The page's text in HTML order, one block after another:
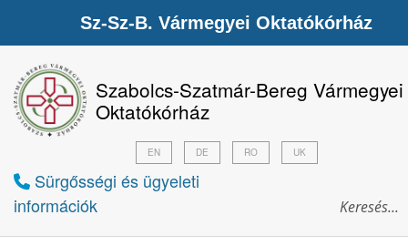
Szabolcs-Szatmár-Bereg Vármegyei
Oktatókórház
Sürgősségi és ügyeleti
információk
EN DE RO UK
Sz-Sz-B. Vármegyei Oktatókórház